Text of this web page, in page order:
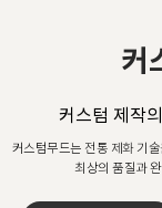
커
커스텀 제작
커스텀무드는 전통 제화 기
최상의 품질과